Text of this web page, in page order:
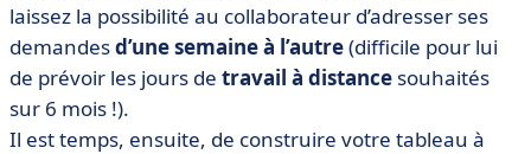
laissez la possibilité au collaborateur d’adresser ses
demandesd’une semaine à l’autre(difficile pour lui
de prévoir les jours de travail à distance souhaités
sur 6 mois !).
Il est temps, ensuite, de construire votre tableau à